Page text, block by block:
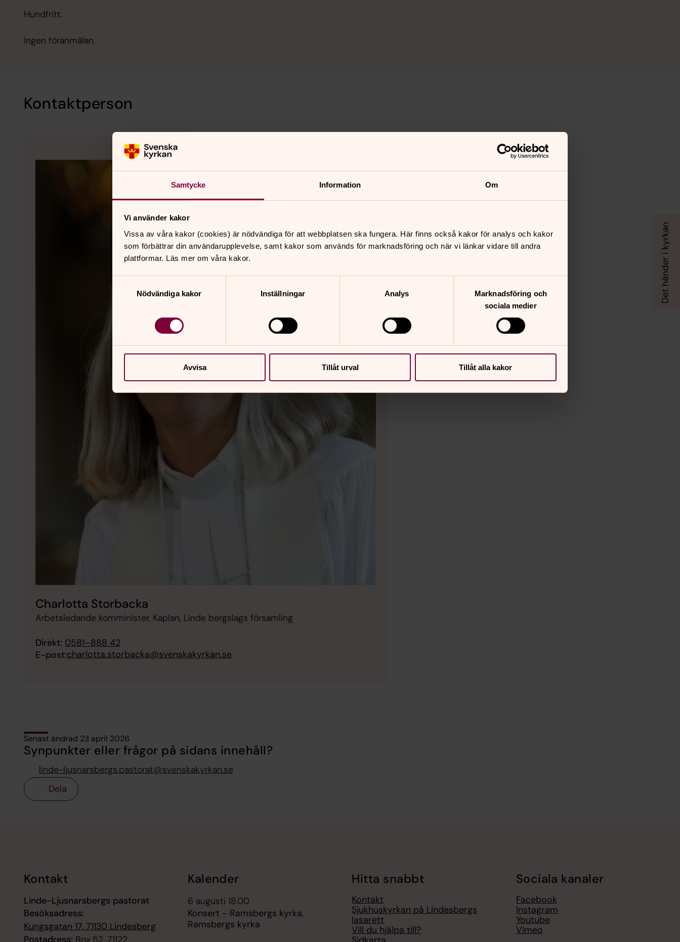
Samtycke Information Om
Vi använder kakor
Vissa av våra kakor (cookies) är nödvändiga för att webbplatsen ska fungera. Här finns också kakor för analys och kakor
som förbättrar din användarupplevelse, samt kakor som används för marknadsföring och när vi länkar vidare till andra
plattformar. Läs mer om våra kakor.
Nödvändiga kakor
Inställningar Analys
Marknadsföring och
sociala medier
Avvisa Tillåt urval Tillåt alla kakor
Hundfritt.
Ingen föranmälan.
Kontaktperson
Charlotta Storbacka
Arbetsledande komminister, Kaplan, Linde bergslags församling
Direkt: 0581–888 42
E-post:charlotta.storbacka@svenskakyrkan.se
Senast ändrad 23 april 2026
Synpunkter eller frågor på sidans innehåll?
linde-ljusnarsbergs.pastorat@svenskakyrkan.se
Dela
Kontakt
Linde-Ljusnarsbergs pastorat
Besöksadress:
Kungsgatan 17, 71130 Lindesberg
Postadress: Box 52, 71122
Kalender
6 augusti 18.00
Konsert - Ramsbergs kyrka,
Ramsbergs kyrka
Hitta snabbt
Kontakt
Sjukhuskyrkan på Lindesbergs
lasarett
Vill du hjälpa till?
Sociala kanaler
Facebook
Instagram
Youtube
Vimeo